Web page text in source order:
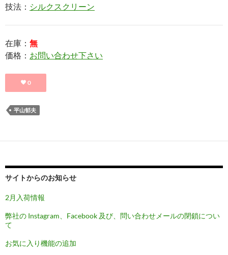
技法： シルクスクリーン
在庫： 無
価格： お問い合わせ下さい
0
平山郁夫
サイトからのお知らせ
2月入荷情報
弊社の Instagram、Facebook 及び、問い合わせメールの閉鎖につい
て
お気に入り機能の追加